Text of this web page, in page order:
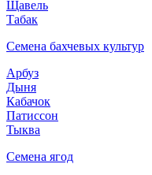
Щавель
Табак
Семена бахчевых культур
Арбуз
Дыня
Кабачок
Патиссон
Тыква
Семена ягод